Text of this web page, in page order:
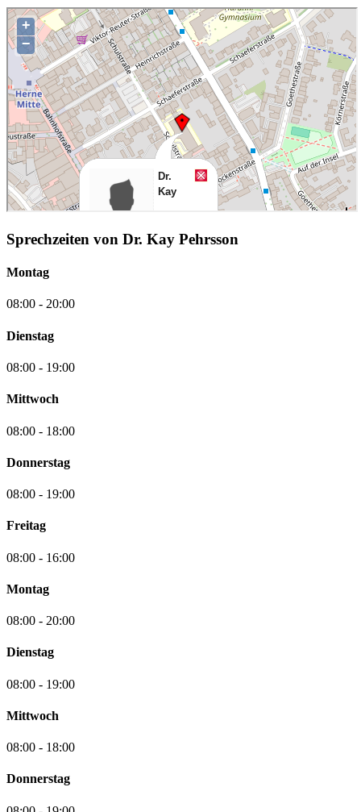
Sprechzeiten von Dr. Kay Pehrsson
Montag
08:00 - 20:00
Dienstag
08:00 - 19:00
Mittwoch
08:00 - 18:00
Donnerstag
08:00 - 19:00
Freitag
08:00 - 16:00
Montag
08:00 - 20:00
Dienstag
08:00 - 19:00
Mittwoch
08:00 - 18:00
Donnerstag